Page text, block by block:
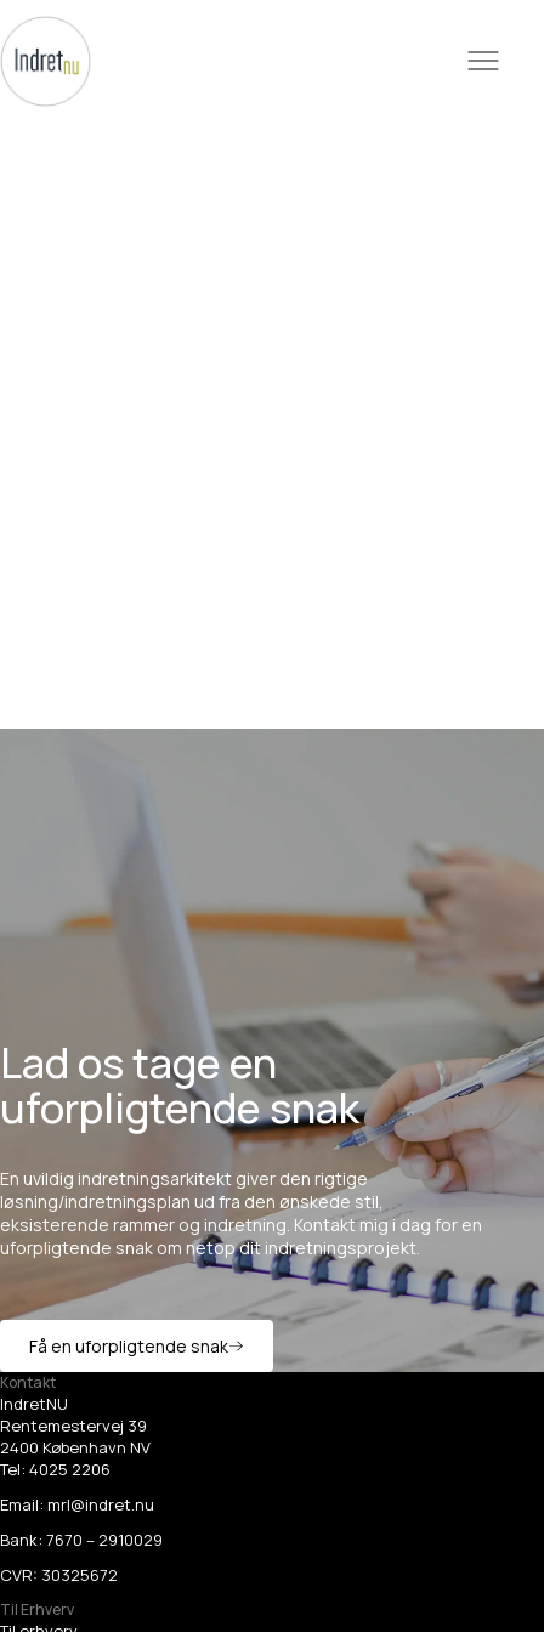
Lad os tage en
uforpligtende snak
En uvildig indretningsarkitekt giver den rigtige
løsning/indretningsplan ud fra den ønskede stil,
eksisterende rammer og indretning. Kontaktmig i dag for en
uforpligtende snak om netopdit indretningsprojekt.
Få en uforpligtende snak
Kontakt
IndretNU
Rentemestervej 39
2400 København NV
Tel: 4025 2206
Email: mrl@indret.nu
Bank: 7670 – 2910029
CVR: 30325672
Til Erhverv